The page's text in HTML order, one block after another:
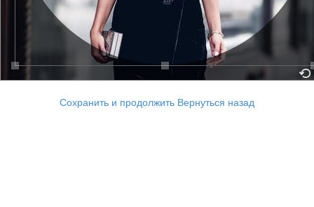
Сохранить и продолжить Вернуться назад